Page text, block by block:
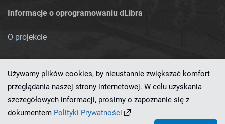
Informacje o oprogramowaniu dLibra
O projekcie
Ten serwis działa dzięki oprogramowaniu
Używamy plików cookies, by nieustannie zwiększać komfort
przeglądania naszej strony internetowej. W celu uzyskania
szczegółowych informacji, prosimy o zapoznanie się z
dokumentem Polityki Prywatności